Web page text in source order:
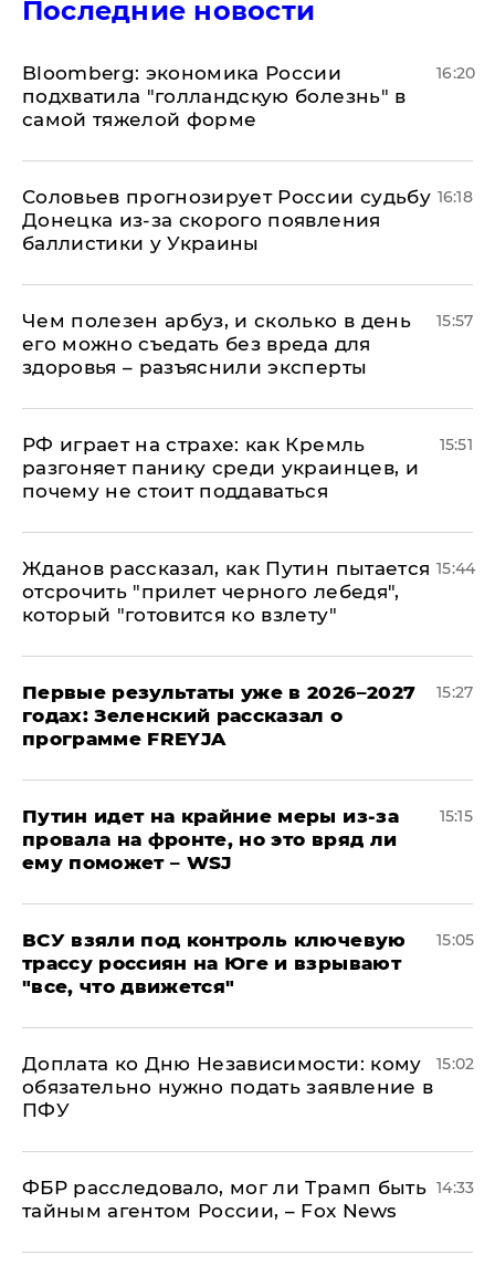
Последние новости
Bloomberg: экономика России
подхватила "голландскую болезнь" в
самой тяжелой форме
16:20
Соловьев прогнозирует России судьбу
Донецка из-за скорого появления
баллистики у Украины
16:18
Чем полезен арбуз, и сколько в день
его можно съедать без вреда для
здоровья – разъяснили эксперты
15:57
РФ играет на страхе: как Кремль
разгоняет панику среди украинцев, и
почему не стоит поддаваться
15:51
Жданов рассказал, как Путин пытается
отсрочить "прилет черного лебедя",
который "готовится ко взлету"
15:44
Первые результаты уже в 2026–2027
годах: Зеленский рассказал о
программе FREYJA
15:27
Путин идет на крайние меры из-за
провала на фронте, но это вряд ли
ему поможет – WSJ
15:15
ВСУ взяли под контроль ключевую
трассу россиян на Юге и взрывают
"все, что движется"
15:05
Доплата ко Дню Независимости: кому
обязательно нужно подать заявление в
ПФУ
15:02
ФБР расследовало, мог ли Трамп быть
тайным агентом России, – Fox News
14:33